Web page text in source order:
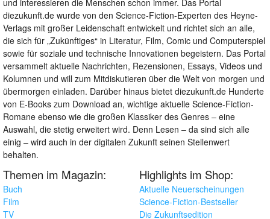
diezukunft.de wurde von den Science-Fiction-Experten des Heyne-
Verlags mit großer Leidenschaft entwickelt und richtet sich an alle,
die sich für „Zukünftiges“ in Literatur, Film, Comic und Computerspiel
sowie für soziale und technische Innovationen begeistern. Das Portal
versammelt aktuelle Nachrichten, Rezensionen, Essays, Videos und
Kolumnen und will zum Mitdiskutieren über die Welt von morgen und
übermorgen einladen. Darüber hinaus bietet diezukunft.de Hunderte
von E-Books zum Download an, wichtige aktuelle Science-Fiction-
Romane ebenso wie die großen Klassiker des Genres – eine
Auswahl, die stetig erweitert wird. Denn Lesen – da sind sich alle
einig – wird auch in der digitalen Zukunft seinen Stellenwert
behalten.
Themen im Magazin:
Buch
Film
TV
Highlights im Shop:
Aktuelle Neuerscheinungen
Science-Fiction-Bestseller
Die Zukunftsedition